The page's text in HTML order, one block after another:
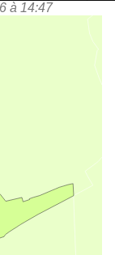
à 14:47